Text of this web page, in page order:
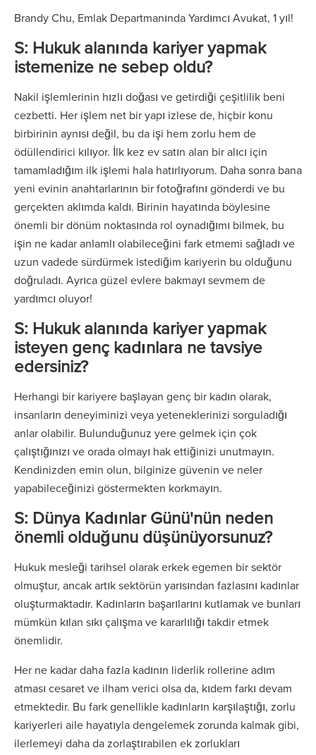
Brandy Chu, Emlak Departmanında Yardımcı Avukat, 1 yıl!
S: Hukuk alanında kariyer yapmak
istemenize ne sebep oldu?
Nakil işlemlerinin hızlı doğası ve getirdiği çeşitlilik beni
cezbetti. Her işlem net bir yapı izlese de, hiçbir konu
birbirinin aynısı değil, bu da işi hem zorlu hem de
ödüllendirici kılıyor. İlk kez ev satın alan bir alıcı için
tamamladığım ilk işlemi hala hatırlıyorum. Daha sonra bana
yeni evinin anahtarlarının bir fotoğrafını gönderdi ve bu
gerçekten aklımda kaldı. Birinin hayatında böylesine
önemli bir dönüm noktasında rol oynadığımı bilmek, bu
işin ne kadar anlamlı olabileceğini fark etmemi sağladı ve
uzun vadede sürdürmek istediğim kariyerin bu olduğunu
doğruladı. Ayrıca güzel evlere bakmayı sevmem de
yardımcı oluyor!
S: Hukuk alanında kariyer yapmak
isteyen genç kadınlara ne tavsiye
edersiniz?
Herhangi bir kariyere başlayan genç bir kadın olarak,
insanların deneyiminizi veya yeteneklerinizi sorguladığı
anlar olabilir. Bulunduğunuz yere gelmek için çok
çalıştığınızı ve orada olmayı hak ettiğinizi unutmayın.
Kendinizden emin olun, bilginize güvenin ve neler
yapabileceğinizi göstermekten korkmayın.
S: Dünya Kadınlar Günü'nün neden
önemli olduğunu düşünüyorsunuz?
Hukuk mesleği tarihsel olarak erkek egemen bir sektör
olmuştur, ancak artık sektörün yarısından fazlasını kadınlar
oluşturmaktadır. Kadınların başarılarını kutlamak ve bunları
mümkün kılan sıkı çalışma ve kararlılığı takdir etmek
önemlidir.
Her ne kadar daha fazla kadının liderlik rollerine adım
atması cesaret ve ilham verici olsa da, kıdem farkı devam
etmektedir. Bu fark genellikle kadınların karşılaştığı, zorlu
kariyerleri aile hayatıyla dengelemek zorunda kalmak gibi,
ilerlemeyi daha da zorlaştırabilen ek zorlukları